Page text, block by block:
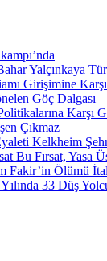
Yalçınkaya
Girişimine
Göç Dalgası
Karşı
Çıkmaz
Kelkheim
Bu Fırsat, Yasa
Fakir’in Ölümü
33 Düş